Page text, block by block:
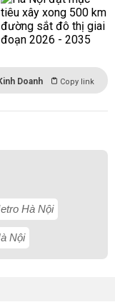
Doanh Copy link
Hà Nội
Nội